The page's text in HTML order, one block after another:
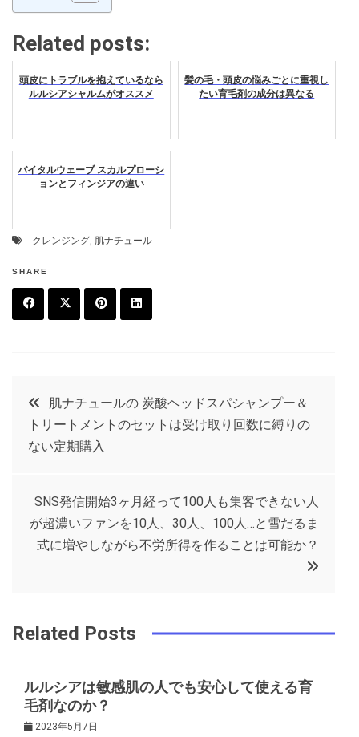
Related posts:
頭皮にトラブルを抱えているなら
ルルシアシャルムがオススメ
髪の毛・頭皮の悩みごとに重視し
たい育毛剤の成分は異なる
バイタルウェーブ スカルプローシ
ョンとフィンジアの違い
クレンジング, 肌ナチュール
SHARE
t
e
e
r
s
t
e
投
稿
ビ
ョ
肌ナチュールの 炭酸ヘッドスパシャンプー＆
トリートメントのセットは受け取り回数に縛りの
ない定期購入
SNS発信開始3ヶ月経って100人も集客できない人
が超濃いファンを10人、30人、100人…と雪だるま
式に増やしながら不労所得を作ることは可能か？
Related Posts
ルルシアは敏感肌の人でも安心して使える育
毛剤なのか？
2023年5月7日